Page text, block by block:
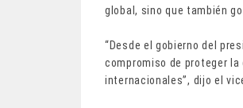
global, sino que también
“Desde el gobierno del
compromiso de proteger
internacionales”, dijo el